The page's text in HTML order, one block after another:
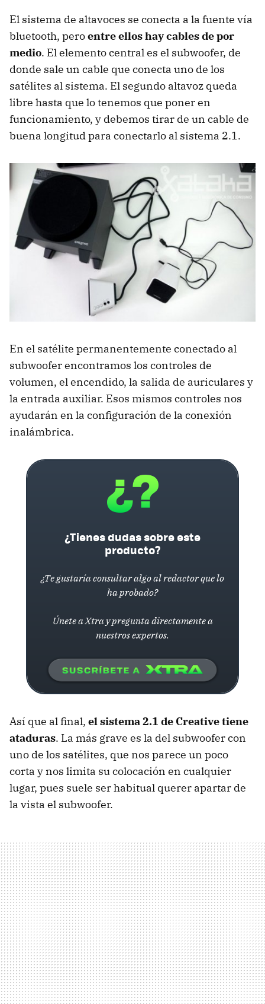
El sistema de altavoces se conecta a la fuente vía
bluetooth, peroentre ellos hay cables de por
medio. El elemento central es el subwoofer, de
donde sale un cable que conecta uno de los
satélites al sistema. El segundo altavoz queda
libre hasta que lo tenemos que poner en
funcionamiento, y debemos tirar de un cable de
buena longitud para conectarlo al sistema 2.1.
En el satélite permanentemente conectado al
subwoofer encontramos los controles de
volumen, el encendido, la salida de auriculares y
la entrada auxiliar. Esos mismos controles nos
ayudarán en la configuración de la conexión
inalámbrica.
¿Tienes dudas sobre este
producto?
¿Te gustaría consultar algo al redactor que lo
ha probado?
Únete a Xtra y pregunta directamente a
nuestros expertos.
Así que al final, el sistema 2.1 de Creative tiene
ataduras. La más grave es la del subwoofer con
uno de los satélites, que nos parece un poco
corta y nos limita su colocación en cualquier
lugar, pues suele ser habitual querer apartar de
la vista el subwoofer.